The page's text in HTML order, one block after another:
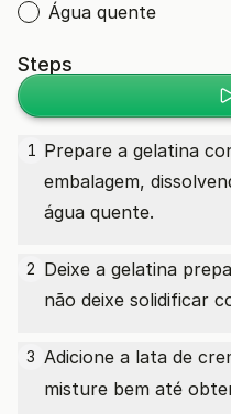
Água quente
Steps
1 Prepare a gelatina
embalagem,
água quente.
2 Deixe a gelatina
não deixe solidificar
3 Adicione a lata de
misture bem até